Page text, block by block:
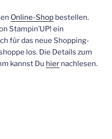
Online-Shop bestellen.
Stampin’UP! ein
für das neue Shopping-
los. Die Details zum
kannst Du hier nachlesen.